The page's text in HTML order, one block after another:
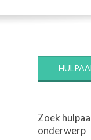
Zoek
onderwerp